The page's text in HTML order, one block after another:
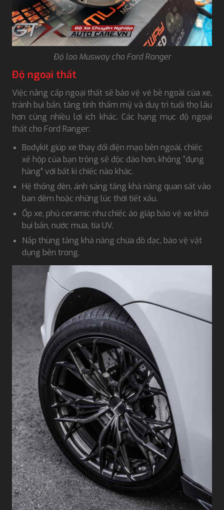
Độ loa Musway cho Ford Ranger
Độ ngoại thất
Việc nâng cấp ngoại thất sẽ bảo vệ vẻ bề ngoài của xe,
tránh bụi bẩn, tăng tính thẩm mỹ và duy trì tuổi thọ lâu
hơn cùng nhiều lợi ích khác. Các hạng mục độ ngoại
thất cho Ford Ranger:
Bodykit giúp xe thay đổi diện mạo bên ngoài, chiếc
xế hộp của bạn trông sẽ độc đáo hơn, không “đụng
hàng” với bất kì chiếc nào khác.
Hệ thống đèn, ánh sáng tăng khả năng quan sát vào
ban đêm hoặc những lúc thời tiết xấu.
Ốp xe, phủ ceramic như chiếc áo giáp bảo vệ xe khỏi
bụi bẩn, nước mưa, tia UV.
Nắp thùng tăng khả năng chứa đồ đạc, bảo vệ vật
dụng bên trong.